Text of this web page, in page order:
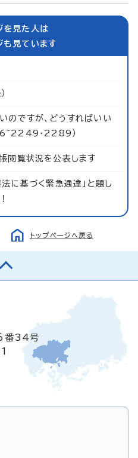
を見た人は
も見ています
のですが、どうすればいい
・2289）
閲覧状況を公表します
法に基づく緊急通達」と題し
トップページへ戻る
番34号